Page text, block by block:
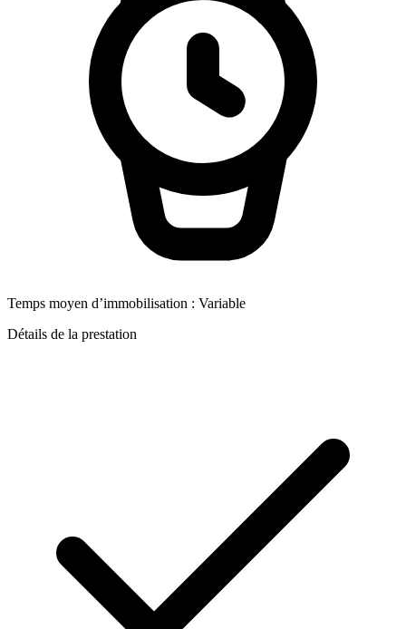
Temps moyen d’immobilisation : Variable
Détails de la prestation